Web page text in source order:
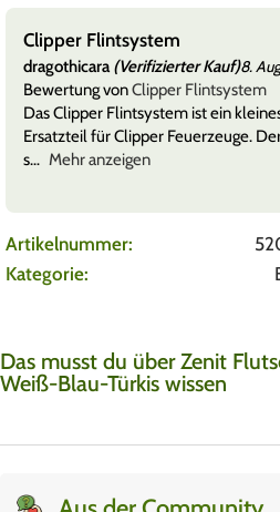
Clipper Flintsystem
dragothicara(Verifizierter Kauf)8.
Bewertung vonClipper Flintsystem
Das Clipper Flintsystem ist ein
Ersatzteil für Clipper Feuerzeuge.
s
Mehr anzeigen
Artikelnummer:
Kategorie:
Das musst du über Zenit
Weiß-Blau-Türkis wissen